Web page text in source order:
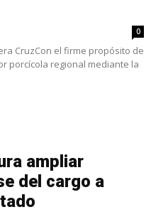
0
CruzCon el firme propósito de
porcícola regional mediante la
ampliar
del cargo a